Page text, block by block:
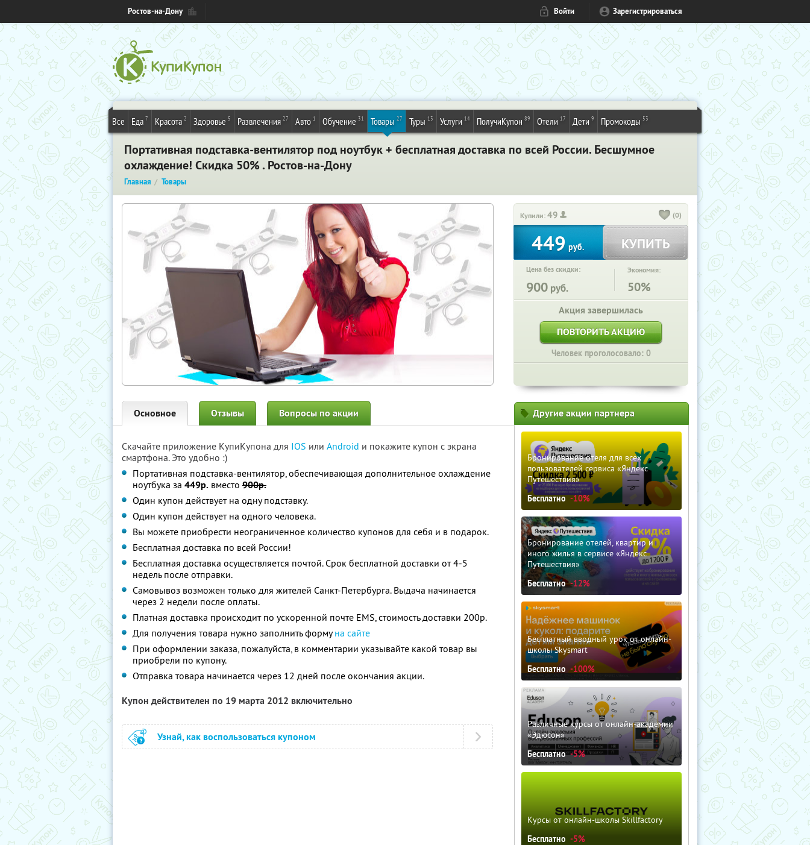
Ростов-на-Дону Войти Зарегистрироваться
Все Еда 7 Красота 2 Здоровье 5 Развлечения 27 Авто 1 Обучение 31 Товары 27 Туры 13 Услуги 14 ПолучиКупон 89 Отели 17 Дети 9 Промокоды 53
Портативная подставка-вентилятор под ноутбук + бесплатная доставка по всей России. Бесшумное
охлаждение! Скидка 50% . Ростов-на-Дону
Главная Товары
Купили:49 (0)
449 руб. КУПИТЬ
Цена без скидки:
900 руб.
Экономия:
50%
Акция завершилась
ПОВТОРИТЬ АКЦИЮ
Человек проголосовало: 0
Основное Отзывы Вопросы по акции
Скачайте приложение КупиКупона для IOS или Android и покажите купон с экрана
смартфона. Это удобно :)
Портативная подставка-вентилятор, обеспечивающая дополнительное охлаждение
ноутбука за 449р. вместо 900р.
Один купон действует на одну подставку.
Один купон действует на одного человека.
Вы можете приобрести неограниченное количество купонов для себя и в подарок.
Бесплатная доставка по всей России!
Бесплатная доставка осуществляется почтой. Срок бесплатной доставки от 4-5
недель после отправки.
Самовывоз возможен только для жителей Санкт-Петербурга. Выдача начинается
через 2 недели после оплаты.
Платная доставка происходит по ускоренной почте EMS, стоимость доставки 200р.
Для получения товара нужно заполнить формуна сайте
При оформлении заказа, пожалуйста, в комментарии указывайте какой товар вы
приобрели по купону.
Отправка товара начинается через 12 дней после окончания акции.
Купон действителен по 19 марта 2012 включительно
Узнай, как воспользоваться купоном
Другие акции партнера
Бронирование отеля для всех
пользователей сервиса «Яндекс
Путешествия»
Бесплатно -10%
Бронирование отелей, квартир и
иного жилья в сервисе «Яндекс
Путешествия»
Бесплатно -12%
Бесплатный вводный урок от онлайн-
школы Skysmart
Бесплатно -100%
Различные курсы от онлайн-академии
«Эдюсон»
Бесплатно -5%
Курсы от онлайн-школы Skillfactory
Бесплатно -5%